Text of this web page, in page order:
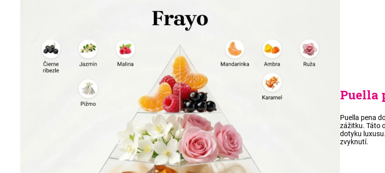
Puella
Puella pena
zážitku. Táto
dotyku
zvyknutí.